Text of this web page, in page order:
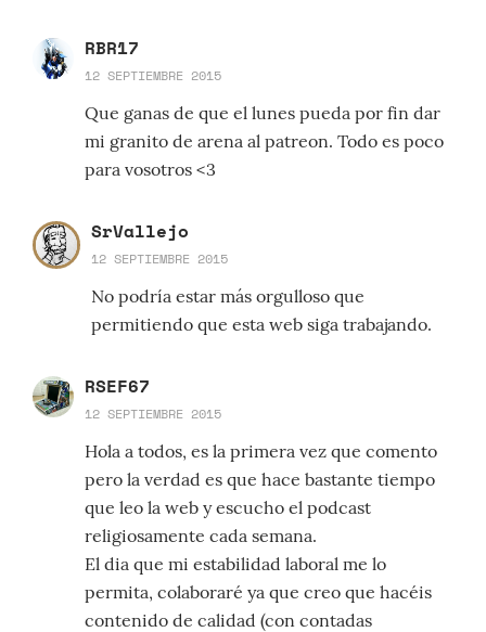
RBR17
12 SEPTIEMBRE 2015
Que ganas de que el lunes pueda por fin dar
mi granito de arena al patreon. Todo es poco
para vosotros <3
SrVallejo
12 SEPTIEMBRE 2015
No podría estar más orgulloso que
permitiendo que esta web siga trabajando.
RSEF67
12 SEPTIEMBRE 2015
Hola a todos, es la primera vez que comento
pero la verdad es que hace bastante tiempo
que leo la web y escucho el podcast
religiosamente cada semana.
El dia que mi estabilidad laboral me lo
permita, colaboraré ya que creo que hacéis
contenido de calidad (con contadas